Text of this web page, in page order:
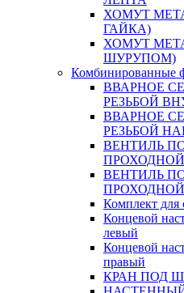
ХОМУТ
ГАЙКА)
ХОМУТ
ШУРУПОМ)
Комбинированные
ВВАРНОЕ
РЕЗЬБОЙ
ВВАРНОЕ
РЕЗЬБОЙ
ВЕНТИЛЬ
ВЕНТИЛЬ
Комплект для
Концевой
левый
Концевой
правый
КРАН ПОД